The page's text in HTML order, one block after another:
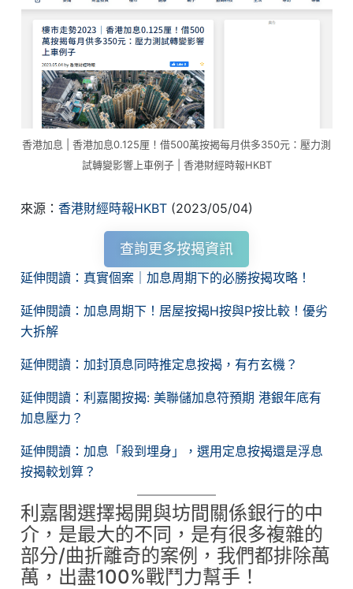
香港加息 | 香港加息0.125厘！借500萬按揭每月供多350元：壓力測
試轉變影響上車例子 | 香港財經時報HKBT
來源：香港財經時報HKBT (2023/05/04)
查詢更多按揭資訊
延伸閱讀：真實個案｜加息周期下的必勝按揭攻略！
延伸閱讀：加息周期下！居屋按揭H按與P按比較！優劣
大拆解
延伸閱讀：加封頂息同時推定息按揭，有冇玄機？
延伸閱讀：利嘉閣按揭: 美聯儲加息符預期 港銀年底有
加息壓力？
延伸閱讀：加息「殺到埋身」，選用定息按揭還是浮息
按揭較划算？
利嘉閣選擇揭開與坊間關係銀行的中
介，是最大的不同，是有很多複雜的
部分/曲折離奇的案例，我們都排除萬
萬，出盡100%戰鬥力幫手！